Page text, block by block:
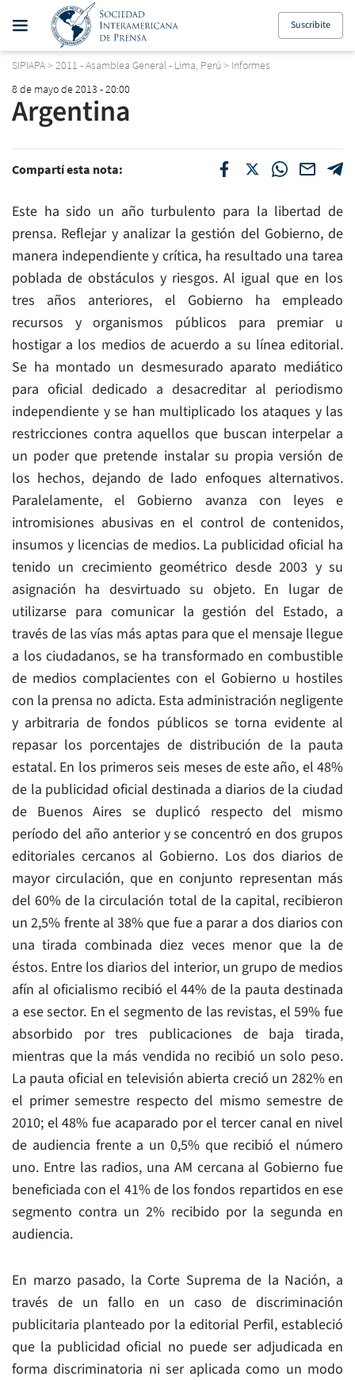
Suscribite
SIPIAPA> 2011 - Asamblea General - Lima, Perú > Informes
8 de mayo de 2013 - 20:00
Argentina
Compartí esta nota:
Este ha sido un año turbulento para la libertad de
prensa. Reflejar y analizar la gestión del Gobierno, de
manera independiente y crítica, ha resultado una tarea
poblada de obstáculos y riesgos. Al igual que en los
tres años anteriores, el Gobierno ha empleado
recursos y organismos públicos para premiar u
hostigar a los medios de acuerdo a su línea editorial.
Se ha montado un desmesurado aparato mediático
para oficial dedicado a desacreditar al periodismo
independiente y se han multiplicado los ataques y las
restricciones contra aquellos que buscan interpelar a
un poder que pretende instalar su propia versión de
los hechos, dejando de lado enfoques alternativos.
Paralelamente, el Gobierno avanza con leyes e
intromisiones abusivas en el control de contenidos,
insumos y licencias de medios. La publicidad oficial ha
tenido un crecimiento geométrico desde 2003 y su
asignación ha desvirtuado su objeto. En lugar de
utilizarse para comunicar la gestión del Estado, a
través de las vías más aptas para que el mensaje llegue
a los ciudadanos, se ha transformado en combustible
de medios complacientes con el Gobierno u hostiles
con la prensa no adicta. Esta administración negligente
y arbitraria de fondos públicos se torna evidente al
repasar los porcentajes de distribución de la pauta
estatal. En los primeros seis meses de este año, el 48%
de la publicidad oficial destinada a diarios de la ciudad
de Buenos Aires se duplicó respecto del mismo
período del año anterior y se concentró en dos grupos
editoriales cercanos al Gobierno. Los dos diarios de
mayor circulación, que en conjunto representan más
del 60% de la circulación total de la capital, recibieron
un 2,5% frente al 38% que fue a parar a dos diarios con
una tirada combinada diez veces menor que la de
éstos. Entre los diarios del interior, un grupo de medios
afín al oficialismo recibió el 44% de la pauta destinada
a ese sector. En el segmento de las revistas, el 59% fue
absorbido por tres publicaciones de baja tirada,
mientras que la más vendida no recibió un solo peso.
La pauta oficial en televisión abierta creció un 282% en
el primer semestre respecto del mismo semestre de
2010; el 48% fue acaparado por el tercer canal en nivel
de audiencia frente a un 0,5% que recibió el número
uno. Entre las radios, una AM cercana al Gobierno fue
beneficiada con el 41% de los fondos repartidos en ese
segmento contra un 2% recibido por la segunda en
audiencia.
En marzo pasado, la Corte Suprema de la Nación, a
través de un fallo en un caso de discriminación
publicitaria planteado por la editorial Perfil, estableció
que la publicidad oficial no puede ser adjudicada en
forma discriminatoria ni ser aplicada como un modo